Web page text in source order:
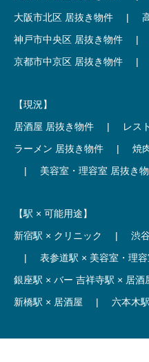
大阪市北区 居抜き物件
|
神戸市中央区 居抜き物件
|
京都市中京区 居抜き物件
|
【現況】
居酒屋 居抜き物件
|
レス
ラーメン 居抜き物件
| 焼
|
美容室・理容室 居抜き
【駅 × 可能用途】
新宿駅 × クリニック
| 渋
|
表参道駅 × 美容室・理容
銀座駅 × バー 吉祥寺駅 × 居酒
新橋駅 × 居酒屋
| 六本木